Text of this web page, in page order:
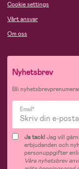
Cookie settings
Vårt ansvar
Om oss
Nyhetsbrev
Bli
Email*
Ja tack!Jag vill
erbjudanden och
personuppgifter
Våra nyhetsbrev